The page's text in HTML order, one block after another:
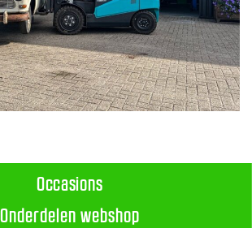
Occasions
Onderdelen webshop